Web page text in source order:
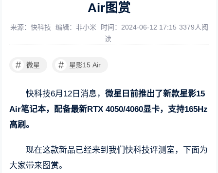
Air图赏
来源：快科技 编辑：非小米 时间：2024-06-12 17:15 3379人阅
读
# 微星 # 星影15 Air
快科技6月12日消息，微星日前推出了新款星影15
Air笔记本，配备最新RTX 4050/4060显卡，支持165Hz
高刷。
现在这款新品已经来到我们快科技评测室，下面为
大家带来图赏。